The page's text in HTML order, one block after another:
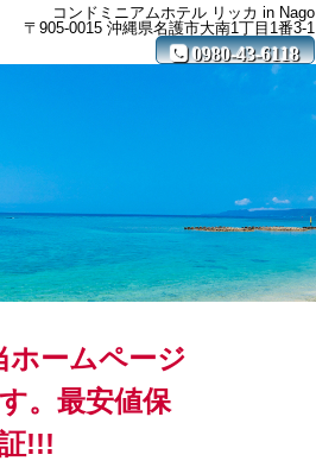
MENU
コンドミニアムホテル リッカ in Nago
〒905-0015 沖縄県名護市大南1丁目1番3-1
0980-43-6118
ホームページ
。最安値保
!!!